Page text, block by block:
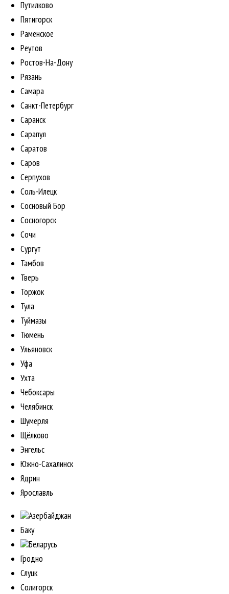
Путилково
Пятигорск
Раменское
Реутов
Ростов-На-Дону
Рязань
Самара
Санкт-Петербург
Саранск
Сарапул
Саратов
Саров
Серпухов
Соль-Илецк
Сосновый Бор
Сосногорск
Сочи
Сургут
Тамбов
Тверь
Торжок
Тула
Туймазы
Тюмень
Ульяновск
Уфа
Ухта
Чебоксары
Челябинск
Шумерля
Щёлково
Энгельс
Южно-Сахалинск
Ядрин
Ярославль
Азербайджан
Баку
Беларусь
Гродно
Слуцк
Солигорск